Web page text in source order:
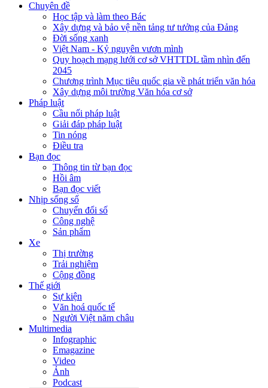
Chuyên đề
Học tập và làm theo Bác
Xây dựng và bảo vệ nền tảng tư tưởng của Đảng
Đời sống xanh
Việt Nam - Kỷ nguyên vươn mình
Quy hoạch mạng lưới cơ sở VHTTDL tầm nhìn đến
2045
Chương trình Mục tiêu quốc gia về phát triển văn hóa
Xây dựng môi trường Văn hóa cơ sở
Pháp luật
Cầu nối pháp luật
Giải đáp pháp luật
Tin nóng
Điều tra
Bạn đọc
Thông tin từ bạn đọc
Hồi âm
Bạn đọc viết
Nhịp sống số
Chuyển đổi số
Công nghệ
Sản phẩm
Xe
Thị trường
Trải nghiệm
Cộng đồng
Thế giới
Sự kiện
Văn hoá quốc tế
Người Việt năm châu
Multimedia
Infographic
Emagazine
Video
Ảnh
Podcast